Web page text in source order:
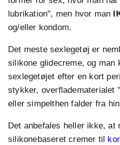
lubrikation", men hvor man
og/eller kondom.
Det meste sexlegetøj er
silikone glidecreme, og man
sexlegetøjet efter en kort
stykker, overfladematerialet
eller simpelthen falder fra
Det anbefales heller ikke, at
silikonebaseret cremer til